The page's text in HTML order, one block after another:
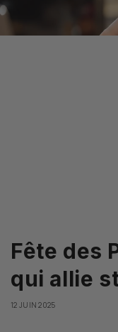
Fête des
qui allie
12 JUIN 2025